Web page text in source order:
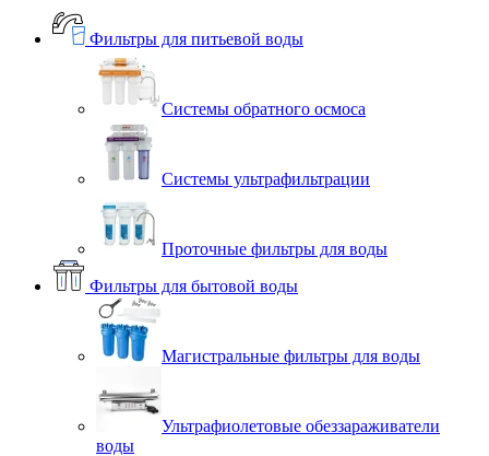
Фильтры для питьевой воды
Системы обратного осмоса
Системы ультрафильтрации
Проточные фильтры для воды
Фильтры для бытовой воды
Магистральные фильтры для воды
Ультрафиолетовые обеззараживатели
воды